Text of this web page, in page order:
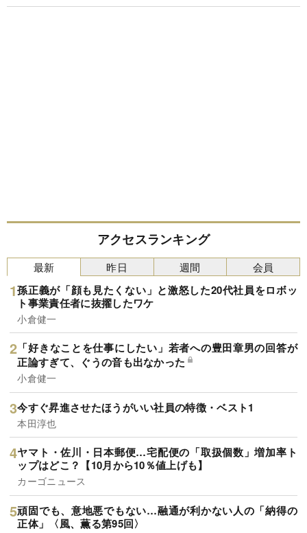
アクセスランキング
最新
孫正義が「顔も見たくない」と激怒した20代社員をロボッ
ト事業責任者に抜擢したワケ
小倉健一
「好きなことを仕事にしたい」若者への豊田章男の回答が
正論すぎて、ぐうの音も出なかった
小倉健一
今すぐ昇進させたほうがいい社員の特徴・ベスト1
本田淳也
ヤマト・佐川・日本郵便…宅配便の「取扱個数」増加率ト
ップはどこ？【10月から10％値上げも】
カーゴニュース
頑固でも、意地悪でもない…融通が利かない人の「納得の
正体」〈風、薫る第95回〉
昨日 週間 会員